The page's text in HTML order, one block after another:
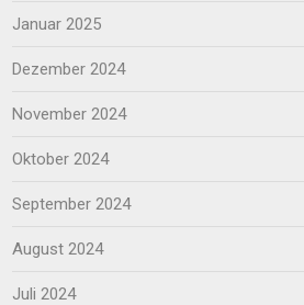
Januar 2025
Dezember 2024
November 2024
Oktober 2024
September 2024
August 2024
Juli 2024